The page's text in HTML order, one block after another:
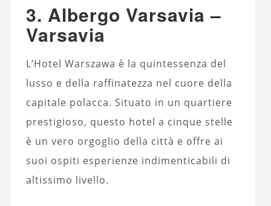
3. Albergo Varsavia –
Varsavia
L’Hotel Warszawa è la quintessenza del
lusso e della raffinatezza nel cuore della
capitale polacca. Situato in un quartiere
prestigioso, questo hotel a cinque stelle
è un vero orgoglio della città e offre ai
suoi ospiti esperienze indimenticabili di
altissimo livello.